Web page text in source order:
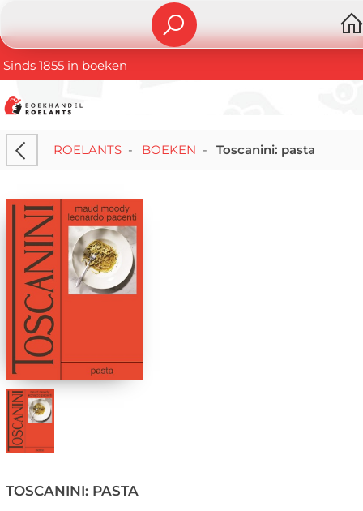
Sinds 1855 in boeken
ROELANTS- BOEKEN - Toscanini: pasta
TOSCANINI: PASTA